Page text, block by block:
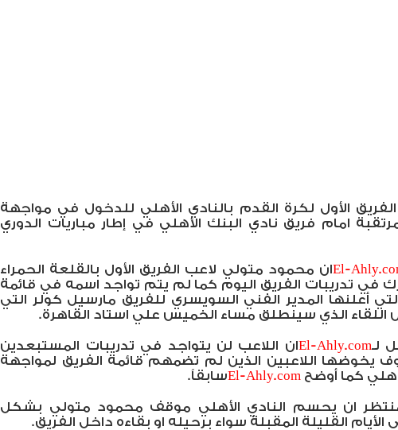
الأول لكرة القدم بالنادي الأهلي للدخول في مواجهة
امام فريق نادي البنك الأهلي في إطار مباريات الدوري
El-ان محمود متولي لاعب الفريق الأول بالقلعة الحمراء
في تدريبات الفريق اليوم كما لم يتم تواجد اسمه في قائمة
أعلنها المدير الفني السويسري للفريق مارسيل كولر التي
الذي سينطلق مساء الخميس علي استاد القاهرة.
لـEl-Ahly.comان اللاعب لن يتواجد في تدريبات المستبعدين
يخوضها اللاعبين الذين لم تضمهم قائمة الفريق لمواجهة
كما أوضح El-Ahly.comسابقاً.
ان يحسم النادي الأهلي موقف محمود متولي بشكل
القليلة المقبلة سواء برحيله او بقاءه داخل الفريق.